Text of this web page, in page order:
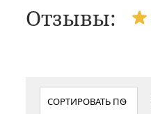
Отзывы: